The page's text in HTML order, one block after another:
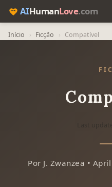
AIHumanLove.com
Início › Ficção › Compatível
Por J. Zwanzea •